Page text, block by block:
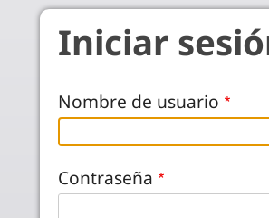
Pasar al contenido principal
Iniciar
Nombre de usuario
Contraseña